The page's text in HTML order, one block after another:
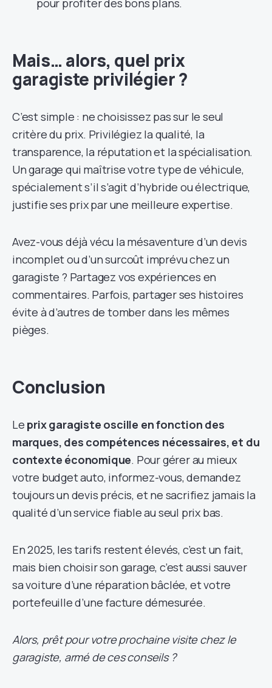
pour profiter des bons plans.
Mais… alors, quel prix
garagiste privilégier ?
C’est simple : ne choisissez pas sur le seul
critère du prix. Privilégiez la qualité, la
transparence, la réputation et la spécialisation.
Un garage qui maîtrise votre type de véhicule,
spécialement s’il s’agit d’hybride ou électrique,
justifie ses prix par une meilleure expertise.
Avez-vous déjà vécu la mésaventure d’un devis
incomplet ou d’un surcoût imprévu chez un
garagiste ? Partagez vos expériences en
commentaires. Parfois, partager ses histoires
évite à d’autres de tomber dans les mêmes
pièges.
Conclusion
Le prix garagiste oscille en fonction des
marques, des compétences nécessaires, et du
contexte économique. Pour gérer au mieux
votre budget auto, informez-vous, demandez
toujours un devis précis, et ne sacrifiez jamais la
qualité d’un service fiable au seul prix bas.
En 2025, les tarifs restent élevés, c’est un fait,
mais bien choisir son garage, c’est aussi sauver
sa voiture d’une réparation bâclée, et votre
portefeuille d’une facture démesurée.
Alors, prêt pour votre prochaine visite chez le
garagiste, armé de ces conseils ?